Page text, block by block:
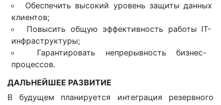
Обеспечить высокий уровень защиты данных
клиентов;
Повысить общую эффективность работы IT-
инфраструктуры;
Гарантировать непрерывность бизнес-
процессов.
ДАЛЬНЕЙШЕЕ РАЗВИТИЕ
В будущем планируется интеграция резервного